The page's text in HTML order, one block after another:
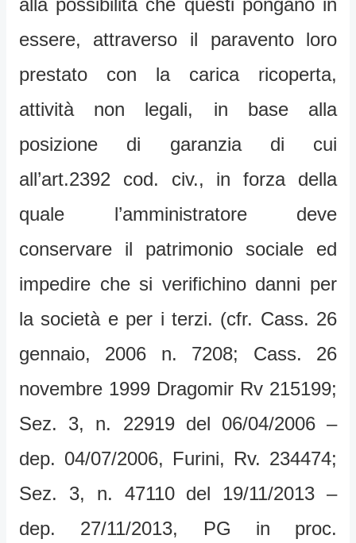
alla possibilità che questi pongano in
essere, attraverso il paravento loro
prestato con la carica ricoperta,
attività non legali, in base alla
posizione di garanzia di cui
all’art.2392 cod. civ., in forza della
quale l’amministratore deve
conservare il patrimonio sociale ed
impedire che si verifichino danni per
la società e per i terzi. (cfr. Cass. 26
gennaio, 2006 n. 7208; Cass. 26
novembre 1999 Dragomir Rv 215199;
Sez. 3, n. 22919 del 06/04/2006 –
dep. 04/07/2006, Furini, Rv. 234474;
Sez. 3, n. 47110 del 19/11/2013 –
dep. 27/11/2013, PG in proc.